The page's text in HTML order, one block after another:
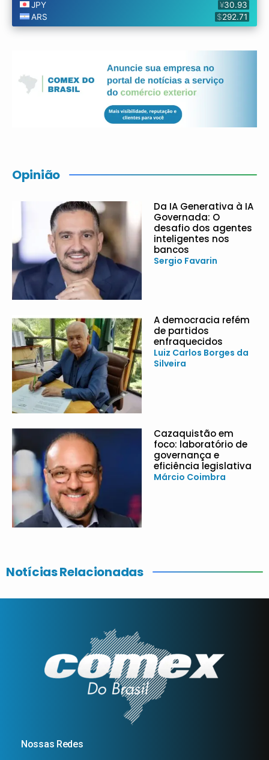
Opinião
Da IA Generativa à IA
Governada: O
desafio dos agentes
inteligentes nos
bancos
Sergio Favarin
A democracia refém
de partidos
enfraquecidos
Luiz Carlos Borges da
Silveira
Cazaquistão em
foco: laboratório de
governança e
eficiência legislativa
Márcio Coimbra
Notícias Relacionadas
Nossas Redes